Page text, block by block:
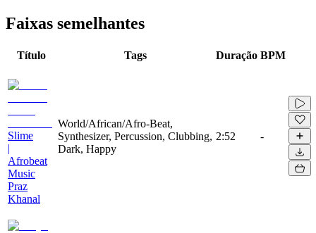
Faixas semelhantes
Título Tags Duração BPM
Slime
|
Afrobeat
Music
Praz
Khanal
World/African/Afro-Beat,
Synthesizer, Percussion, Clubbing,
Dark, Happy
2:52 -